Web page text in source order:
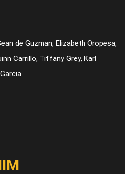
de Guzman, Elizabeth Oropesa,
Carrillo, Tiffany Grey, Karl